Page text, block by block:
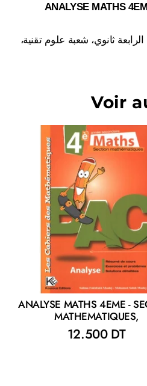
ANALYSE MATHS
ثانوي، شعبة علوم تقنية،
Voir
ANALYSE MATHS 4EME -
MATHEMATIQUES,
12.500 DT